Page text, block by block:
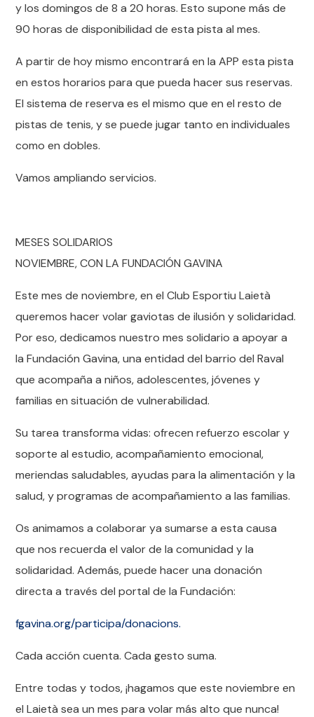
y los domingos de 8 a 20 horas. Esto supone más de
90 horas de disponibilidad de esta pista al mes.
A partir de hoy mismo encontrará en la APP esta pista
en estos horarios para que pueda hacer sus reservas.
El sistema de reserva es el mismo que en el resto de
pistas de tenis, y se puede jugar tanto en individuales
como en dobles.
Vamos ampliando servicios.
MESES SOLIDARIOS
NOVIEMBRE, CON LA FUNDACIÓN GAVINA
Este mes de noviembre, en el Club Esportiu Laietà
queremos hacer volar gaviotas de ilusión y solidaridad.
Por eso, dedicamos nuestro mes solidario a apoyar a
la Fundación Gavina, una entidad del barrio del Raval
que acompaña a niños, adolescentes, jóvenes y
familias en situación de vulnerabilidad.
Su tarea transforma vidas: ofrecen refuerzo escolar y
soporte al estudio, acompañamiento emocional,
meriendas saludables, ayudas para la alimentación y la
salud, y programas de acompañamiento a las familias.
Os animamos a colaborar ya sumarse a esta causa
que nos recuerda el valor de la comunidad y la
solidaridad. Además, puede hacer una donación
directa a través del portal de la Fundación:
fgavina.org/participa/donacions.
Cada acción cuenta. Cada gesto suma.
Entre todas y todos, ¡hagamos que este noviembre en
el Laietà sea un mes para volar más alto que nunca!